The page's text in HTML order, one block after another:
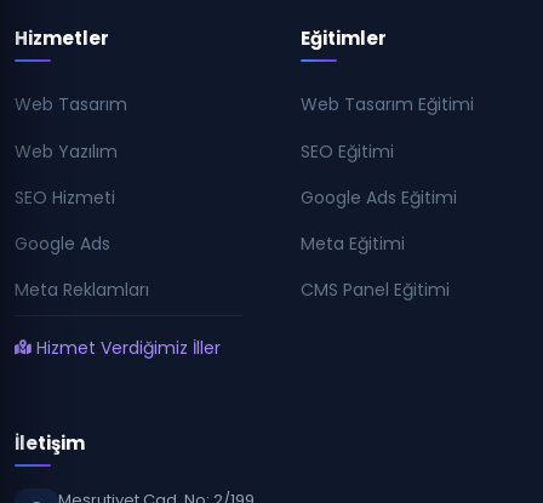
Hizmetler
Web Tasarım
Web Yazılım
SEO Hizmeti
Google Ads
Meta Reklamları
Hizmet Verdiğimiz İller
Eğitimler
Web Tasarım Eğitimi
SEO Eğitimi
Google Ads Eğitimi
Meta Eğitimi
CMS Panel Eğitimi
İletişim